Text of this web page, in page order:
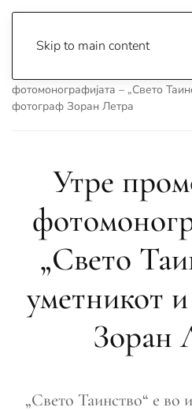
Skip to main content
фотомонографијата – „Свето
фотограф Зоран Летра
Утре
„Свето
уметникот
Зоран
„Свето Таинство“ е во